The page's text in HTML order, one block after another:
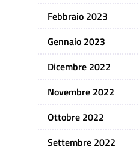
Febbraio 2023
Gennaio 2023
Dicembre 2022
Novembre 2022
Ottobre 2022
Settembre 2022